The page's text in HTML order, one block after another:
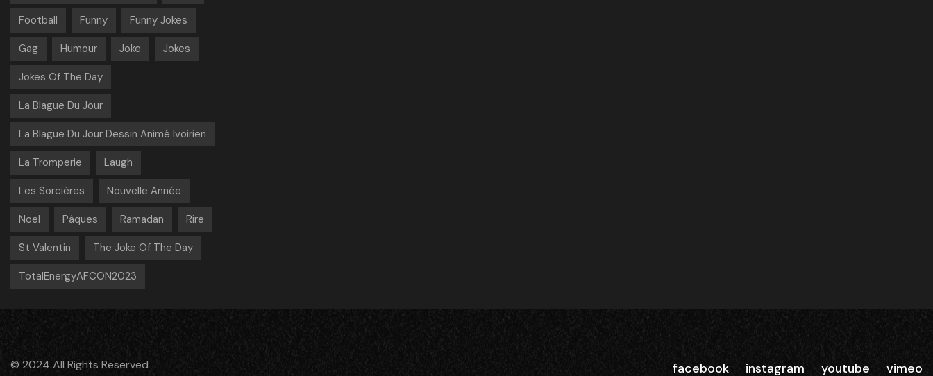
Football Funny Funny Jokes
Gag Humour Joke Jokes
Jokes Of The Day
La Blague Du Jour
La Blague Du Jour Dessin Animé Ivoirien
La Tromperie Laugh
Les Sorcières Nouvelle Année
Noël Pâques Ramadan Rire
St Valentin The Joke Of The Day
TotalEnergyAFCON2023
© 2024 All Rights Reserved facebook instagram youtube vimeo